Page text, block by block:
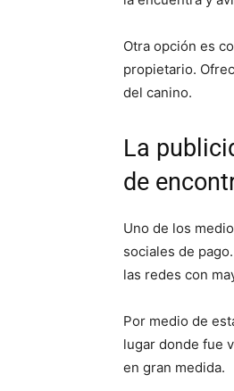
Otra opción es
propietario.
del canino.
La
de
Uno de los
sociales de
las redes con
Por medio de
lugar donde fue
en gran medida.